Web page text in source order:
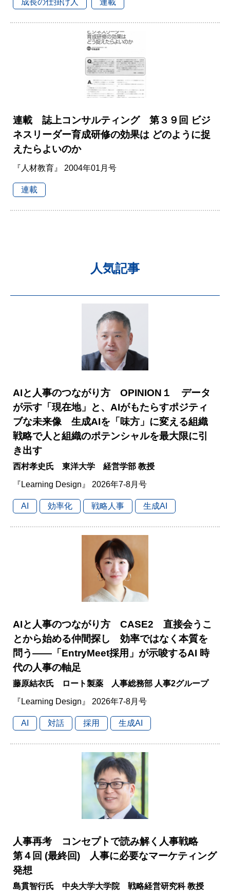
成長の仕掛け人 連載
連載 誌上コンサルティング 第３９回 ビジ
ネスリーダー育成研修の効果は どのように捉
えたらよいのか
『人材教育』 2004年01月号
連載
人気記事
AIと人事のつながり方 OPINION１ データ
が示す「現在地」と、AIがもたらすポジティ
ブな未来像 生成AIを「味方」に変える組織
戦略で人と組織のポテンシャルを最大限に引
き出す
西村孝史氏 東洋大学 経営学部 教授
『Learning Design』 2026年7-8月号
AI 効率化 戦略人事 生成AI
AIと人事のつながり方 CASE2 直接会うこ
とから始める仲間探し 効率ではなく本質を
問う――「EntryMeet採用」が示唆するAI 時
代の人事の軸足
藤原結衣氏 ロート製薬 人事総務部 人事2グループ
『Learning Design』 2026年7-8月号
AI 対話 採用 生成AI
人事再考 コンセプトで読み解く人事戦略
第４回 (最終回) 人事に必要なマーケティング
発想
島貫智行氏 中央大学大学院 戦略経営研究科 教授